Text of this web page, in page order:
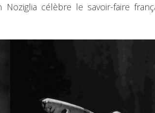
célèbre le savoir-faire